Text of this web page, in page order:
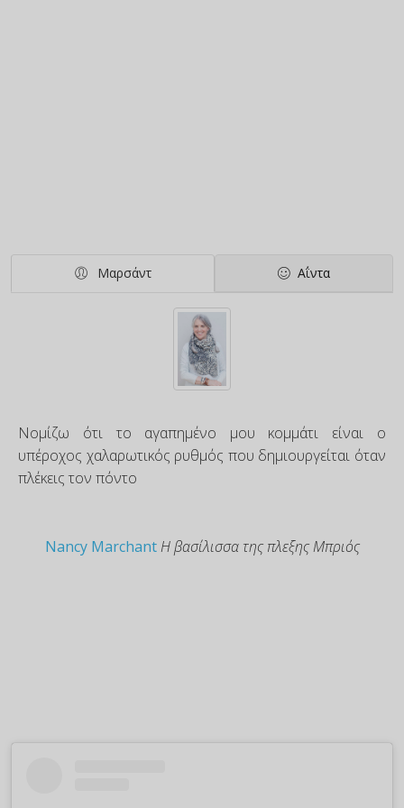
Μαρσάντ Αΐντα
Νομίζω ότι το αγαπημένο μου κομμάτι είναι ο
υπέροχος χαλαρωτικός ρυθμός που δημιουργείται όταν
πλέκεις τον πόντο
Nancy Marchant Η βασίλισσα της πλεξης Μπριός